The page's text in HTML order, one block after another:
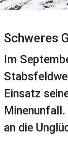
Schweres
Im
Einsatz
an die